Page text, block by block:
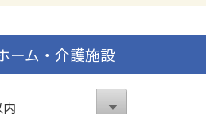
ーム・介護施設